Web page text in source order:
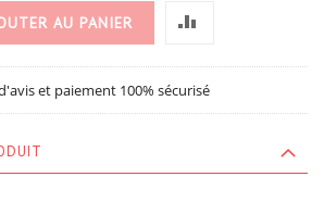
AU PANIER
et paiement 100% sécurisé